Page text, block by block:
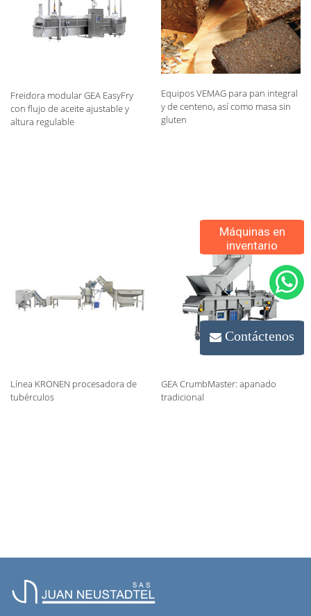
Contáctenos
Máquinas en
inventario
Freidora modular GEA EasyFry
con flujo de aceite ajustable y
altura regulable
Equipos VEMAG para pan integral
y de centeno, así como masa sin
gluten
Línea KRONEN procesadora de
tubérculos
GEA CrumbMaster: apanado
tradicional